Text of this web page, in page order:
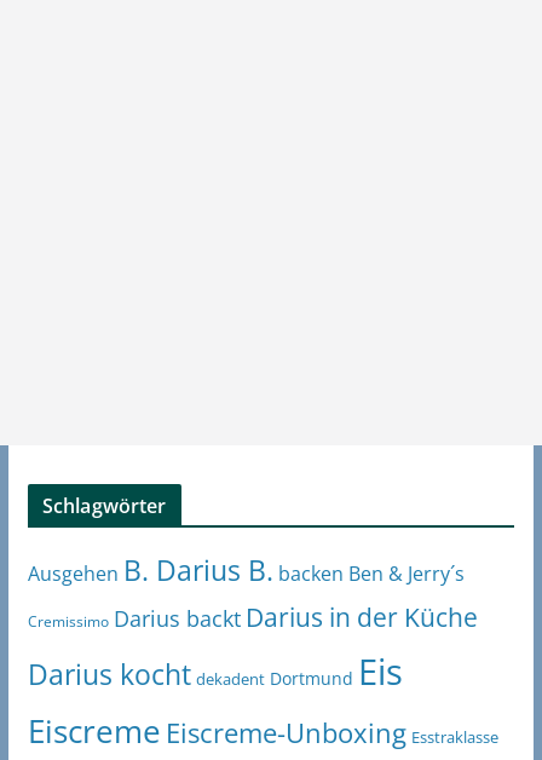
Schlagwörter
Ausgehen B. Darius B. backen Ben & Jerry´s
Cremissimo Darius backt Darius in der Küche
Darius kocht dekadent Dortmund Eis
Eiscreme Eiscreme-Unboxing Esstraklasse